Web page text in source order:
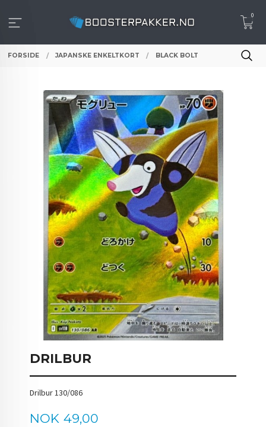
innholdet
0
FORSIDE JAPANSKE ENKELTKORT BLACK BOLT
DRILBUR
Drilbur 130/086
Pris
NOK 49,00